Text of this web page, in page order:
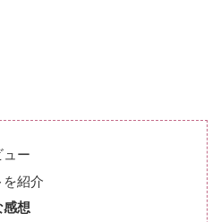
ュー
を紹介
感想